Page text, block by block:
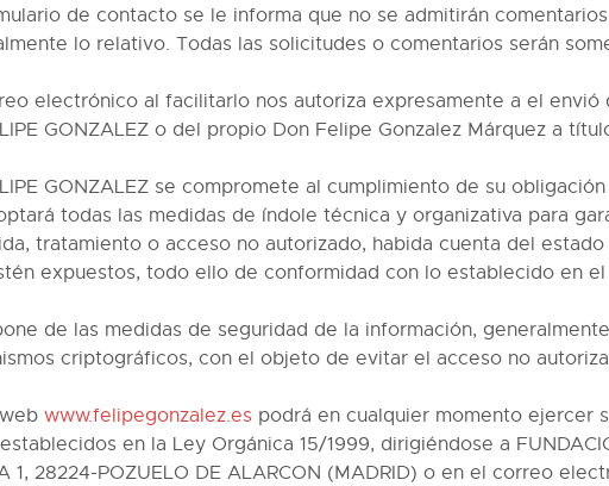
de contacto se le informa que no se admitirán
lo relativo. Todas las solicitudes o comentarios serán
electrónico al facilitarlo nos autoriza expresamente a el
GONZALEZ o del propio Don Felipe Gonzalez Márquez a
GONZALEZ se compromete al cumplimiento de su
todas las medidas de índole técnica y organizativa para
tratamiento o acceso no autorizado, habida cuenta del
expuestos, todo ello de conformidad con lo establecido en
de las medidas de seguridad de la información,
criptográficos, con el objeto de evitar el acceso no
www.felipegonzalez.es podrá en cualquier momento ejercer
en la Ley Orgánica 15/1999, dirigiéndose a
1, 28224-POZUELO DE ALARCON (MADRID) o en el correo